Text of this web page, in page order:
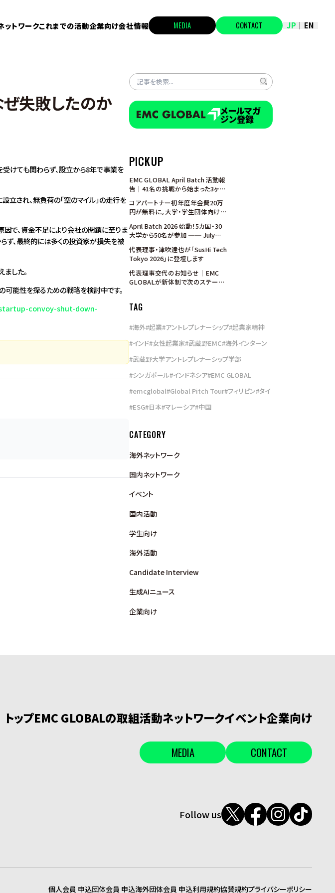
ットワークこれまでの活動企業向け会社情報 MEDIA CONTACT JP EN
ぜ失敗したのか
受けても関わらず、設立から8年で事業を
立され、無負荷の「空のマイル」の走行を
で、資金不足により会社の閉鎖に至りま
ず、最終的には多くの投資家が損失を被
した。
能性を探るための戦略を検討中です。
convoy-shut-down-
メールマガ
ジン登録
PICKUP
EMC GLOBAL April Batch 活動報
告｜41名の挑戦から始まった3ヶ
入口に立った
コアパートナー初年度年会費20万
円が無料に。大学・学生団体向けパ
ンを7月31日まで実施
April Batch 2026 始動！5カ国・30
大学から50名が参加 ── July
代表理事・津吹達也が「SusHi Tech
Tokyo 2026」に登壇します
代表理事交代のお知らせ｜EMC
GLOBALが新体制で次のステージ
TAG
#海外#起業#アントレプレナーシップ#起業家精神
#インド#女性起業家#武蔵野EMC#海外インターン
#武蔵野大学アントレプレナーシップ学部
#シンガポール#インドネシア#EMC GLOBAL
#emcglobal#Global Pitch Tour#フィリピン#タイ
#ESG#日本#マレーシア#中国
CATEGORY
海外ネットワーク
国内ネットワーク
イベント
国内活動
学生向け
海外活動
Candidate Interview
生成AIニュース
企業向け
トップEMC GLOBALの取組活動ネットワークイベント企業向け
MEDIA CONTACT
Follow us
個人会員 申込団体会員 申込海外団体会員 申込利用規約協賛規約プライバシーポリシー